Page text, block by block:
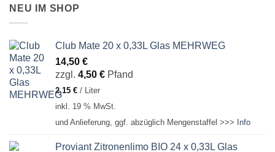
NEU IM SHOP
Club Mate 20 x 0,33L Glas MEHRWEG
14,50 €
zzgl. 4,50 € Pfand
2,15 € / Liter
inkl. 19 % MwSt.
und Anlieferung, ggf. abzüglich Mengenstaffel >>> Info
Proviant Zitronenlimo BIO 24 x 0,33L Glas